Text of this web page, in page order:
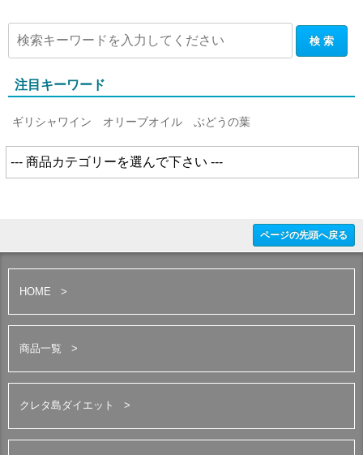
注目キーワード
ギリシャワイン オリーブオイル ぶどうの葉
ページの先頭へ戻る
HOME
商品一覧
クレタ島ダイエット